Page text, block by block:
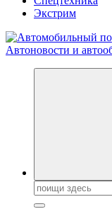
Экстрим
Справочник
Поиск: